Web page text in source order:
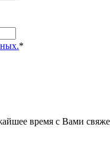
*
время с Вами